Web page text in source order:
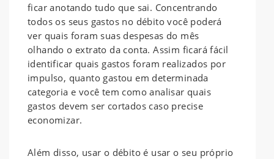
ficar anotando tudo que sai. Concentrando
todos os seus gastos no débito você poderá
ver quais foram suas despesas do mês
olhando o extrato da conta. Assim ficará fácil
identificar quais gastos foram realizados por
impulso, quanto gastou em determinada
categoria e você tem como analisar quais
gastos devem ser cortados caso precise
economizar.
Além disso, usar o débito é usar o seu próprio